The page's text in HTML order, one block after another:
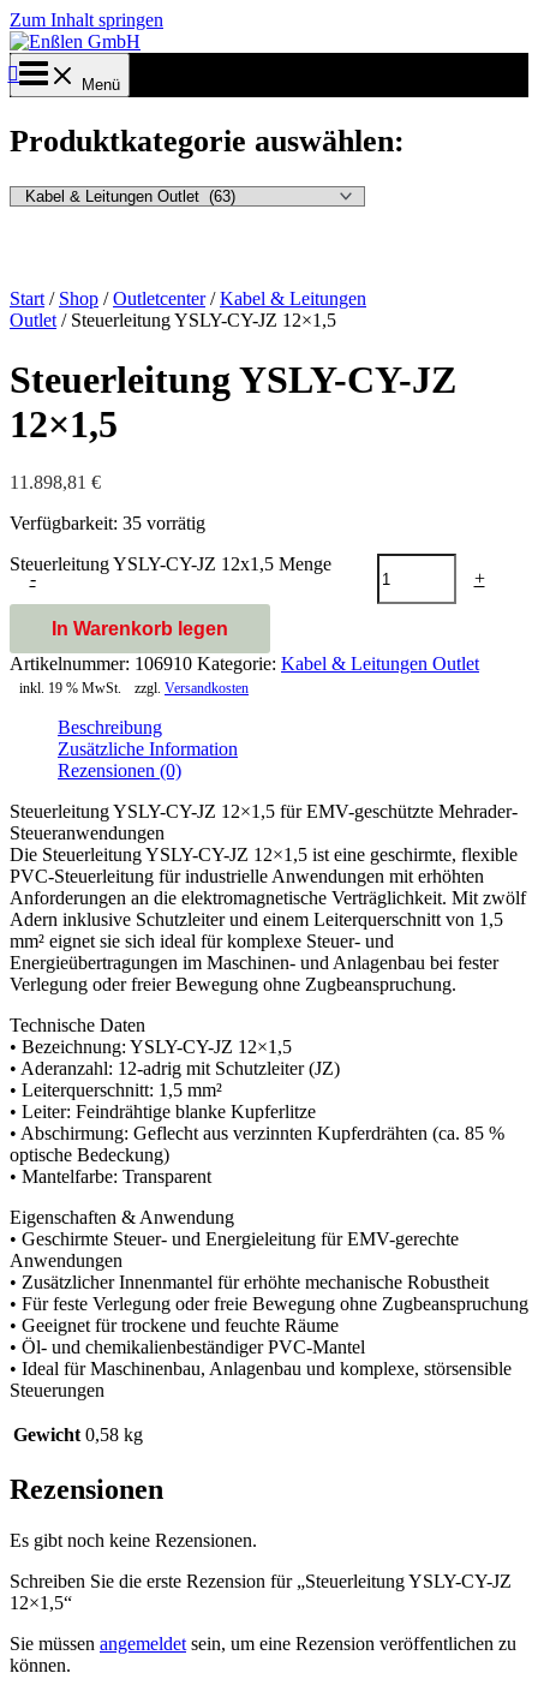
Zum Inhalt springen
Menü
Produktkategorie auswählen:
Start / Shop /Outletcenter/Kabel & Leitungen
Outlet / Steuerleitung YSLY-CY-JZ 12×1,5
Steuerleitung YSLY-CY-JZ
12×1,5
11.898,81 €
Verfügbarkeit: 35 vorrätig
-
Steuerleitung YSLY-CY-JZ 12x1,5 Menge
+
In Warenkorb legen
Artikelnummer: 106910 Kategorie: Kabel & Leitungen Outlet
inkl. 19 % MwSt. zzgl. Versandkosten
Beschreibung
Zusätzliche Information
Rezensionen (0)
Steuerleitung YSLY-CY-JZ 12×1,5 für EMV-geschützte Mehrader-
Steueranwendungen
Die Steuerleitung YSLY-CY-JZ 12×1,5 ist eine geschirmte, flexible
PVC-Steuerleitung für industrielle Anwendungen mit erhöhten
Anforderungen an die elektromagnetische Verträglichkeit. Mit zwölf
Adern inklusive Schutzleiter und einem Leiterquerschnitt von 1,5
mm² eignet sie sich ideal für komplexe Steuer- und
Energieübertragungen im Maschinen- und Anlagenbau bei fester
Verlegung oder freier Bewegung ohne Zugbeanspruchung.
Technische Daten
• Bezeichnung: YSLY-CY-JZ 12×1,5
• Aderanzahl: 12-adrig mit Schutzleiter (JZ)
• Leiterquerschnitt: 1,5 mm²
• Leiter: Feindrähtige blanke Kupferlitze
• Abschirmung: Geflecht aus verzinnten Kupferdrähten (ca. 85 %
optische Bedeckung)
• Mantelfarbe: Transparent
Eigenschaften & Anwendung
• Geschirmte Steuer- und Energieleitung für EMV-gerechte
Anwendungen
• Zusätzlicher Innenmantel für erhöhte mechanische Robustheit
• Für feste Verlegung oder freie Bewegung ohne Zugbeanspruchung
• Geeignet für trockene und feuchte Räume
• Öl- und chemikalienbeständiger PVC-Mantel
• Ideal für Maschinenbau, Anlagenbau und komplexe, störsensible
Steuerungen
Gewicht 0,58 kg
Rezensionen
Es gibt noch keine Rezensionen.
Schreiben Sie die erste Rezension für „Steuerleitung YSLY-CY-JZ
12×1,5“
Sie müssen angemeldet sein, um eine Rezension veröffentlichen zu
können.